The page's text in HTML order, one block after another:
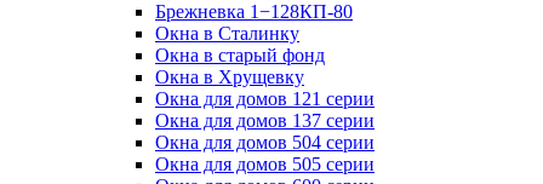
Брежневка 1−128КП-80
Окна в Сталинку
Окна в старый фонд
Окна в Хрущевку
Окна для домов 121 серии
Окна для домов 137 серии
Окна для домов 504 серии
Окна для домов 505 серии